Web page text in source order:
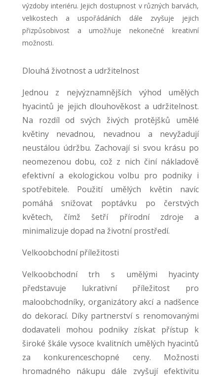
výzdoby interiéru. Jejich dostupnost v různých barvách,
velikostech a uspořádáních dále zvyšuje jejich
přizpůsobivost a umožňuje nekonečné kreativní
možnosti.
Dlouhá životnost a udržitelnost
Jednou z nejvýznamnějších výhod umělých
hyacintů je jejich dlouhověkost a udržitelnost.
Na rozdíl od svých živých protějšků umělé
květiny nevadnou, nevadnou a nevyžadují
neustálou údržbu. Zachovají si svou krásu po
neomezenou dobu, což z nich činí nákladově
efektivní a ekologickou volbu pro podniky i
spotřebitele. Použití umělých květin navíc
pomáhá snižovat poptávku po čerstvých
květech, čímž šetří přírodní zdroje a
minimalizuje dopad na životní prostředí.
Velkoobchodní příležitosti
Velkoobchodní trh s umělými hyacinty
představuje lukrativní příležitost pro
maloobchodníky, organizátory akcí a nadšence
do dekorací. Díky partnerství s renomovanými
dodavateli mohou podniky získat přístup k
široké škále vysoce kvalitních umělých hyacintů
za konkurenceschopné ceny. Možnosti
hromadného nákupu dále zvyšují efektivitu